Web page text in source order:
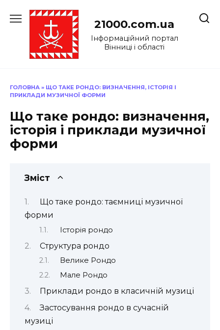
до
21000.com.ua
Інформаційний портал
Вінниці і області
ГОЛОВНА » ЩО ТАКЕ РОНДО: ВИЗНАЧЕННЯ, ІСТОРІЯ І
ПРИКЛАДИ МУЗИЧНОЇ ФОРМИ
Що таке рондо: визначення,
історія і приклади музичної
форми
Зміст
Що таке рондо: таємниці музичної
форми
Історія рондо
Структура рондо
Велике Рондо
Мале Рондо
Приклади рондо в класичній музиці
Застосування рондо в сучасній
музиці